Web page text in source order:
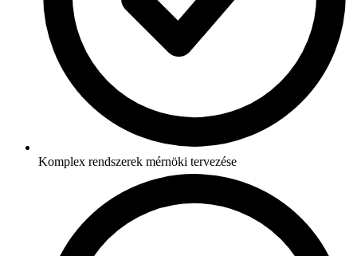
Komplex rendszerek mérnöki tervezése